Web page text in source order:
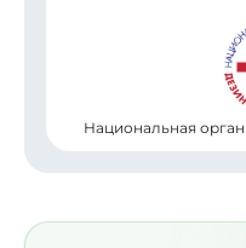
Национальная